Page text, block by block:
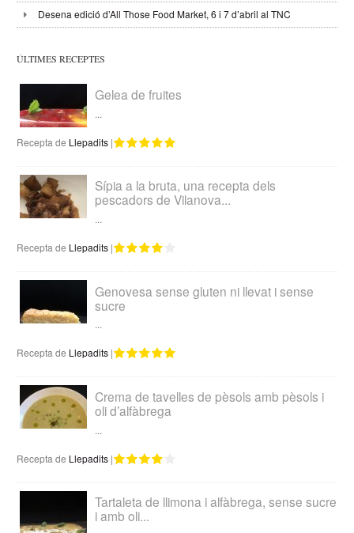
Desena edició d’All Those Food Market, 6 i 7 d’abril al TNC
ÚLTIMES RECEPTES
Gelea de fruites
...
Recepta de Llepadits |
Sípia a la bruta, una recepta dels
pescadors de Vilanova...
...
Recepta de Llepadits |
Genovesa sense gluten ni llevat i sense
sucre
...
Recepta de Llepadits |
Crema de tavelles de pèsols amb pèsols i
oli d’alfàbrega
...
Recepta de Llepadits |
Tartaleta de llimona i alfàbrega, sense sucre
i amb oli...